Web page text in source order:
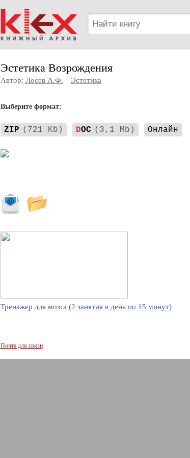
Эстетика Возрождения
Автор: Лосев А.Ф. | Эстетика
Выберите формат:
ZIP (721 Kb) DOC (3,1 Mb) Онлайн
Тренажер для мозга (2 занятия в день по 15 минут)
Почта для связи